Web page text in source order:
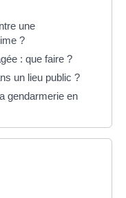
une
?
: que faire ?
un lieu public ?
gendarmerie en